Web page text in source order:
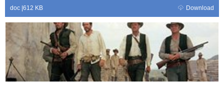
doc 612 KB Download